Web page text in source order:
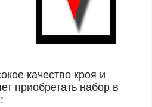
качество кроя и
приобретать набор в